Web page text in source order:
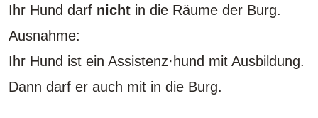
Ihr Hund darf nicht in die Räume der Burg.
Ausnahme:
Ihr Hund ist ein Assistenz·hund mit Ausbildung.
Dann darf er auch mit in die Burg.